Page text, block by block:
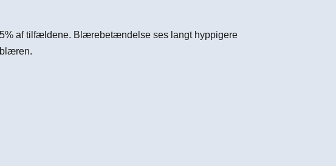
af tilfældene. Blærebetændelse ses langt hyppigere